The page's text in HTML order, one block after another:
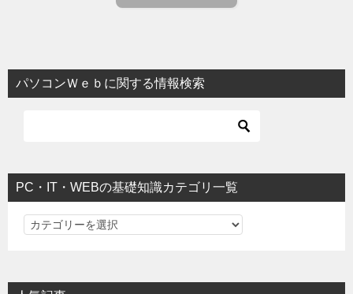
パソコンＷｅｂに関する情報検索
PC・IT・WEBの基礎知識カテゴリ一覧
PC・IT・WEBの基礎知識カテゴリ一覧